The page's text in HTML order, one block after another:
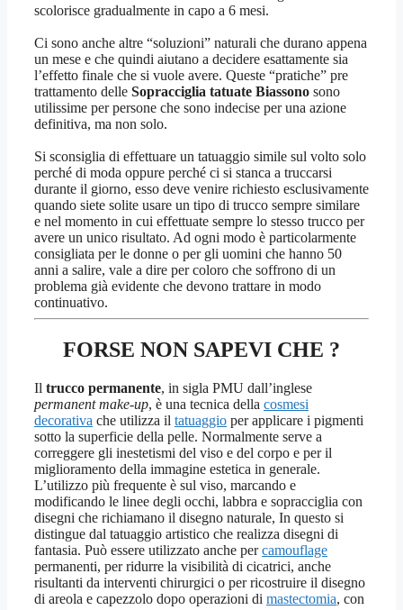
scolorisce gradualmente in capo a 6 mesi.
Ci sono anche altre “soluzioni” naturali che durano appena
un mese e che quindi aiutano a decidere esattamente sia
l’effetto finale che si vuole avere. Queste “pratiche” pre
trattamento delle Sopracciglia tatuate Biassono sono
utilissime per persone che sono indecise per una azione
definitiva, ma non solo.
Si sconsiglia di effettuare un tatuaggio simile sul volto solo
perché di moda oppure perché ci si stanca a truccarsi
durante il giorno, esso deve venire richiesto esclusivamente
quando siete solite usare un tipo di trucco sempre similare
e nel momento in cui effettuate sempre lo stesso trucco per
avere un unico risultato. Ad ogni modo è particolarmente
consigliata per le donne o per gli uomini che hanno 50
anni a salire, vale a dire per coloro che soffrono di un
problema già evidente che devono trattare in modo
continuativo.
FORSE NON SAPEVI CHE ?
Il trucco permanente, in sigla PMU dall’inglese
permanent make-up, è una tecnica della cosmesi
decorativa che utilizza il tatuaggio per applicare i pigmenti
sotto la superficie della pelle. Normalmente serve a
correggere gli inestetismi del viso e del corpo e per il
miglioramento della immagine estetica in generale.
L’utilizzo più frequente è sul viso, marcando e
modificando le linee degli occhi, labbra e sopracciglia con
disegni che richiamano il disegno naturale, In questo si
distingue dal tatuaggio artistico che realizza disegni di
fantasia. Può essere utilizzato anche percamouflage
permanenti, per ridurre la visibilità di cicatrici, anche
risultanti da interventi chirurgici o per ricostruire il disegno
di areola e capezzolo dopo operazioni di mastectomia, con